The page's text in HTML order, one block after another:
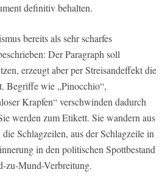
definitiv behalten.
bereits als sehr scharfes
Der Paragraph soll
erzeugt aber per Streisandeffekt die
Begriffe wie „Pinocchio“,
Krapfen“ verschwinden dadurch
werden zum Etikett. Sie wandern aus
Schlagzeilen, aus der Schlagzeile in
in den politischen Spottbestand
zu-Mund-Verbreitung.